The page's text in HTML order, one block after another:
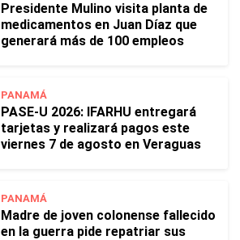
Presidente Mulino visita planta de
medicamentos en Juan Díaz que
generará más de 100 empleos
PANAMÁ
PASE-U 2026: IFARHU entregará
tarjetas y realizará pagos este
viernes 7 de agosto en Veraguas
PANAMÁ
Madre de joven colonense fallecido
en la guerra pide repatriar sus